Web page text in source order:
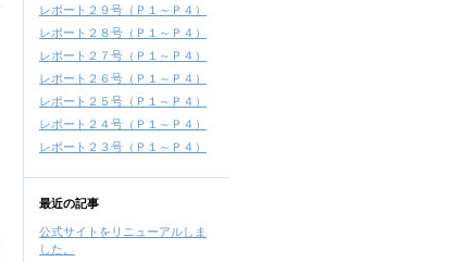
レポート２９号（Ｐ１～Ｐ４）
レポート２８号（Ｐ１～Ｐ４）
レポート２７号（Ｐ１～Ｐ４）
レポート２６号（Ｐ１～Ｐ４）
レポート２５号（Ｐ１～Ｐ４）
レポート２４号（Ｐ１～Ｐ４）
レポート２３号（Ｐ１～Ｐ４）
最近の記事
公式サイトをリニューアルしま
した。